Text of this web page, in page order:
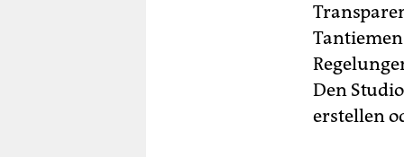
Den
erstellen